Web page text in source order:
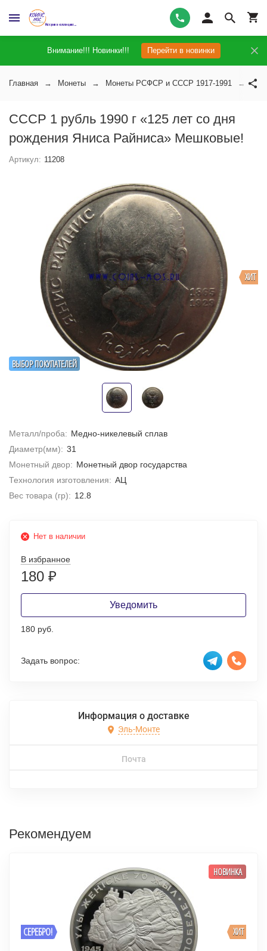
Внимание!!! Новинки!!! Перейти в новинки
Главная Монеты Монеты РСФСР и СССР 1917-1991
СССР 1 рубль 1990 г «125 лет со дня
рождения Яниса Райниса» Мешковые!
Артикул: 11208
ВЫБОР ПОКУПАТЕЛЕЙ
ХИТ
Металл/проба: Медно-никелевый сплав
Диаметр(мм): 31
Монетный двор: Монетный двор государства
Технология изготовления: АЦ
Вес товара (гр): 12.8
Нет в наличии
В избранное
180 ₽
Уведомить
180 руб.
Задать вопрос:
Информация о доставке
Эль-Монте
Почта
Рекомендуем
СЕРЕБРО! ХИТ
НОВИНКА